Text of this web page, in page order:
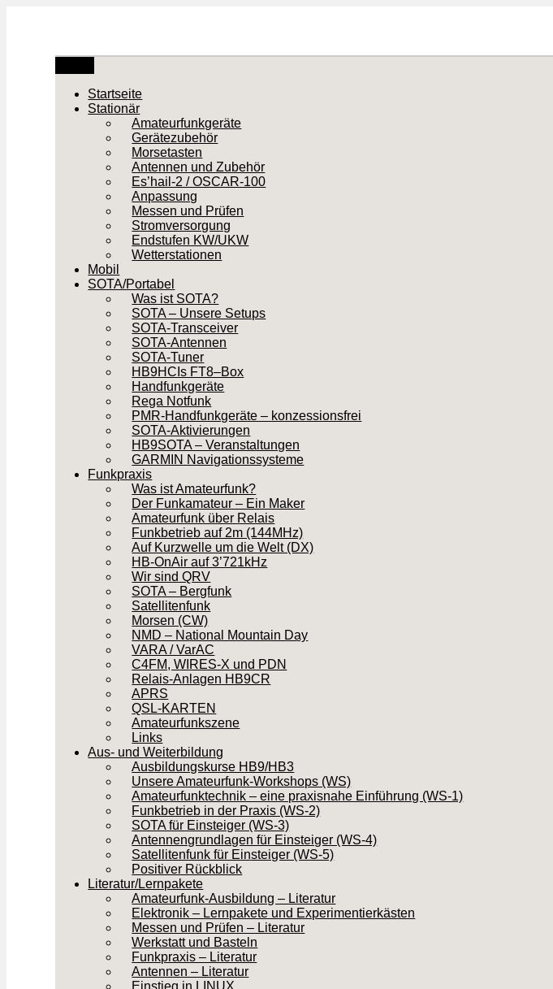
Startseite
Stationär
Amateurfunkgeräte
Gerätezubehör
Morsetasten
Antennen und Zubehör
Es’hail-2 / OSCAR-100
Anpassung
Messen und Prüfen
Stromversorgung
Endstufen KW/UKW
Wetterstationen
Mobil
SOTA/Portabel
Was ist SOTA?
SOTA – Unsere Setups
SOTA-Transceiver
SOTA-Antennen
SOTA-Tuner
HB9HCIs FT8–Box
Handfunkgeräte
Rega Notfunk
PMR-Handfunkgeräte – konzessionsfrei
SOTA-Aktivierungen
HB9SOTA – Veranstaltungen
GARMIN Navigationssysteme
Funkpraxis
Was ist Amateurfunk?
Der Funkamateur – Ein Maker
Amateurfunk über Relais
Funkbetrieb auf 2m (144MHz)
Auf Kurzwelle um die Welt (DX)
HB-OnAir auf 3’721kHz
Wir sind QRV
SOTA – Bergfunk
Satellitenfunk
Morsen (CW)
NMD – National Mountain Day
VARA / VarAC
C4FM, WIRES-X und PDN
Relais-Anlagen HB9CR
APRS
QSL-KARTEN
Amateurfunkszene
Links
Aus- und Weiterbildung
Ausbildungskurse HB9/HB3
Unsere Amateurfunk-Workshops (WS)
Amateurfunktechnik – eine praxisnahe Einführung (WS-1)
Funkbetrieb in der Praxis (WS-2)
SOTA für Einsteiger (WS-3)
Antennengrundlagen für Einsteiger (WS-4)
Satellitenfunk für Einsteiger (WS-5)
Positiver Rückblick
Literatur/Lernpakete
Amateurfunk-Ausbildung – Literatur
Elektronik – Lernpakete und Experimentierkästen
Messen und Prüfen – Literatur
Werkstatt und Basteln
Funkpraxis – Literatur
Antennen – Literatur